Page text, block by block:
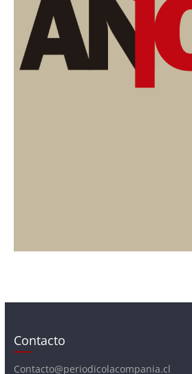
Contacto
Contacto@periodicolacompania.cl